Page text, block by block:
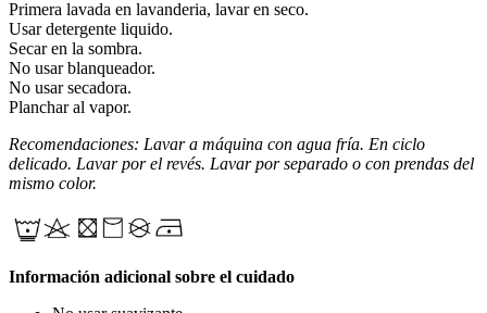
Primera lavada en lavanderia, lavar en seco.
Usar detergente liquido.
Secar en la sombra.
No usar blanqueador.
No usar secadora.
Planchar al vapor.
Recomendaciones: Lavar a máquina con agua fría. En ciclo
delicado. Lavar por el revés. Lavar por separado o con prendas del
mismo color.
Información adicional sobre el cuidado